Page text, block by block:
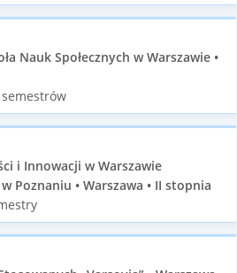
Nauk Społecznych w Warszawie •
i Innowacji w Warszawie
Poznaniu • Warszawa • II stopnia